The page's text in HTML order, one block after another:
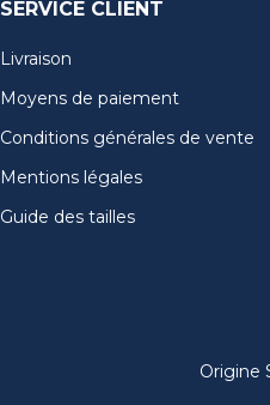
SERVICE CLIENT
Livraison
Moyens de paiement
Conditions générales de vente
Mentions légales
Guide des tailles
Origine